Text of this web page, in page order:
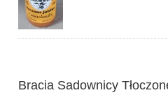
Bracia Sadownicy